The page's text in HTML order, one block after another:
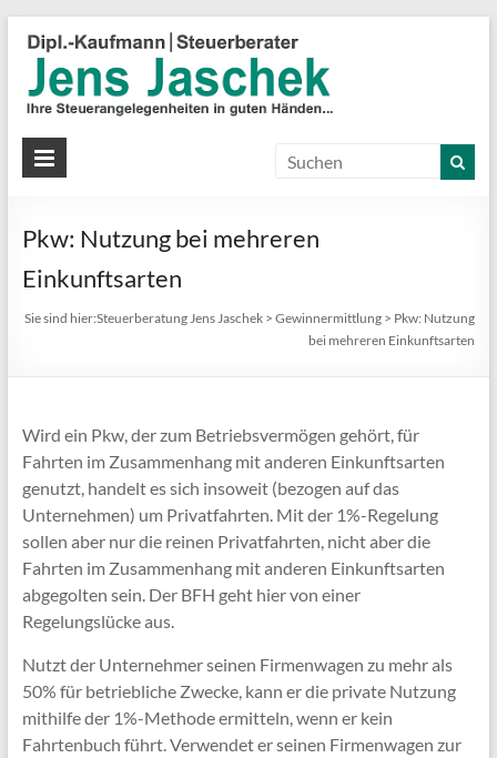
Pkw: Nutzung bei mehreren
Einkunftsarten
Sie sind hier:Steuerberatung Jens Jaschek >Gewinnermittlung > Pkw: Nutzung
bei mehreren Einkunftsarten
Wird ein Pkw, der zum Betriebsvermögen gehört, für
Fahrten im Zusammenhang mit anderen Einkunftsarten
genutzt, handelt es sich insoweit (bezogen auf das
Unternehmen) um Privatfahrten. Mit der 1%-Regelung
sollen aber nur die reinen Privatfahrten, nicht aber die
Fahrten im Zusammenhang mit anderen Einkunftsarten
abgegolten sein. Der BFH geht hier von einer
Regelungslücke aus.
Nutzt der Unternehmer seinen Firmenwagen zu mehr als
50% für betriebliche Zwecke, kann er die private Nutzung
mithilfe der 1%-Methode ermitteln, wenn er kein
Fahrtenbuch führt. Verwendet er seinen Firmenwagen zur